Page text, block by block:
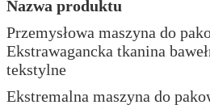
Nazwa produktu
Przemysłowa maszyna do
Ekstrawagancka tkanina
tekstylne
Ekstremalna maszyna do